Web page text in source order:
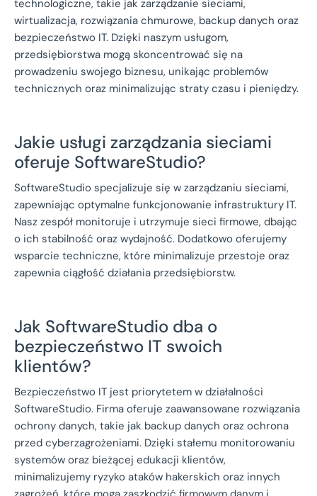
technologiczne, takie jak zarządzanie sieciami,
wirtualizacja, rozwiązania chmurowe, backup danych oraz
bezpieczeństwo IT. Dzięki naszym usługom,
przedsiębiorstwa mogą skoncentrować się na
prowadzeniu swojego biznesu, unikając problemów
technicznych oraz minimalizując straty czasu i pieniędzy.
Jakie usługi zarządzania sieciami
oferuje SoftwareStudio?
SoftwareStudio specjalizuje się w zarządzaniu sieciami,
zapewniając optymalne funkcjonowanie infrastruktury IT.
Nasz zespół monitoruje i utrzymuje sieci firmowe, dbając
o ich stabilność oraz wydajność. Dodatkowo oferujemy
wsparcie techniczne, które minimalizuje przestoje oraz
zapewnia ciągłość działania przedsiębiorstw.
Jak SoftwareStudio dba o
bezpieczeństwo IT swoich
klientów?
Bezpieczeństwo IT jest priorytetem w działalności
SoftwareStudio. Firma oferuje zaawansowane rozwiązania
ochrony danych, takie jak backup danych oraz ochrona
przed cyberzagrożeniami. Dzięki stałemu monitorowaniu
systemów oraz bieżącej edukacji klientów,
minimalizujemy ryzyko ataków hakerskich oraz innych